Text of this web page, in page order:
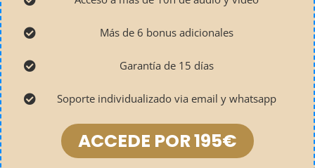
Más de 6 bonus adicionales
Garantía de 15 días
Soporte individualizado via email y whatsapp
ACCEDE POR 195€